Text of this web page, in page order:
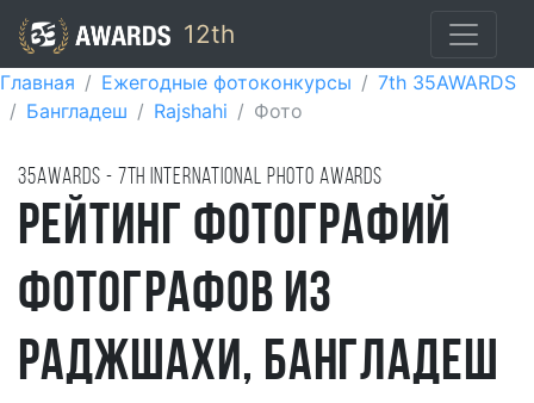
12th
Главная Ежегодные фотоконкурсы
7th 35AWARDS
Бангладеш
Rajshahi Фото
35AWARDS - 7TH international photo awards
Рейтинг фотографий
фотографов из
Раджшахи, Бангладеш